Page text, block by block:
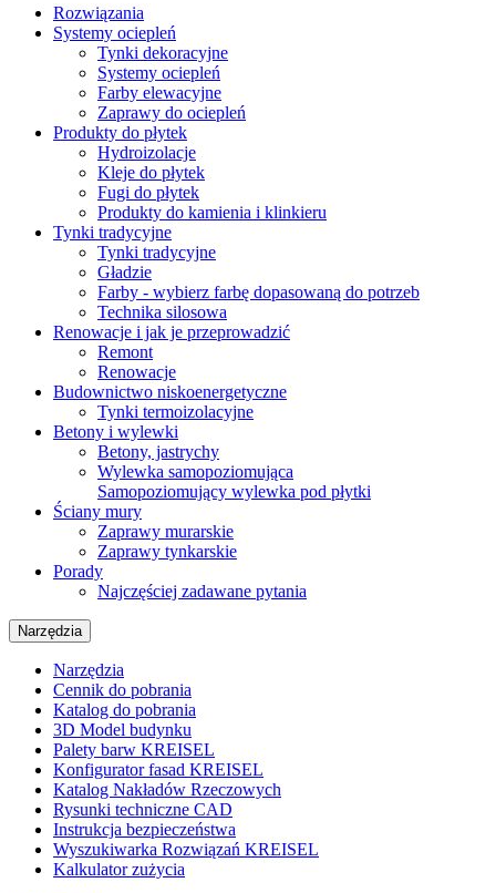
Rozwiązania
Systemy ociepleń
Tynki dekoracyjne
Systemy ociepleń
Farby elewacyjne
Zaprawy do ociepleń
Produkty do płytek
Hydroizolacje
Kleje do płytek
Fugi do płytek
Produkty do kamienia i klinkieru
Tynki tradycyjne
Tynki tradycyjne
Gładzie
Farby - wybierz farbę dopasowaną do potrzeb
Technika silosowa
Renowacje i jak je przeprowadzić
Remont
Renowacje
Budownictwo niskoenergetyczne
Tynki termoizolacyjne
Betony i wylewki
Betony, jastrychy
Wylewka samopoziomująca
Samopoziomujący wylewka pod płytki
Ściany mury
Zaprawy murarskie
Zaprawy tynkarskie
Porady
Najczęściej zadawane pytania
Narzędzia
Narzędzia
Cennik do pobrania
Katalog do pobrania
3D Model budynku
Palety barw KREISEL
Konfigurator fasad KREISEL
Katalog Nakładów Rzeczowych
Rysunki techniczne CAD
Instrukcja bezpieczeństwa
Wyszukiwarka Rozwiązań KREISEL
Kalkulator zużycia